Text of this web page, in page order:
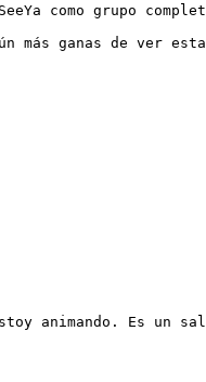
como grupo
más ganas de ver
animando. Es un